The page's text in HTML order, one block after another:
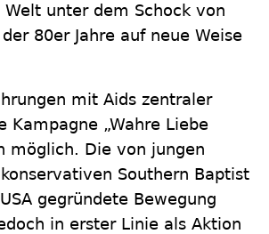
unter dem Schock von
80er Jahre auf neue Weise
mit Aids zentraler
Kampagne „Wahre Liebe
möglich. Die von jungen
Southern Baptist
gegründete Bewegung
in erster Linie als Aktion